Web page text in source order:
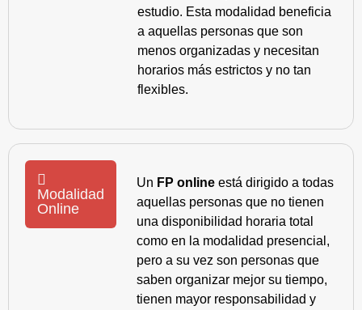
estudio. Esta modalidad beneficia
a aquellas personas que son
menos organizadas y necesitan
horarios más estrictos y no tan
flexibles.
Modalidad
Online
Un FP online está dirigido a todas
aquellas personas que no tienen
una disponibilidad horaria total
como en la modalidad presencial,
pero a su vez son personas que
saben organizar mejor su tiempo,
tienen mayor responsabilidad y